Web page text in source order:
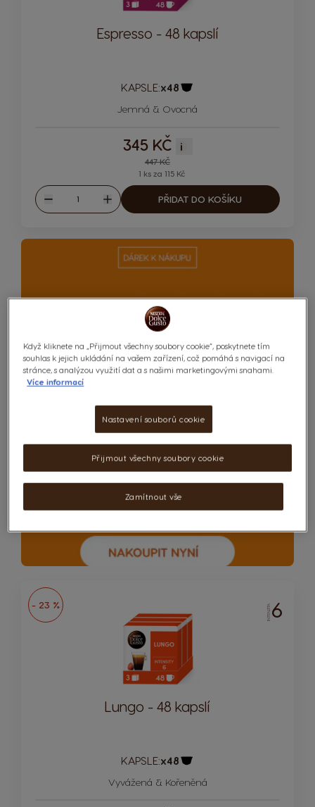
Espresso - 48 kapslí
KAPSLE:x48
Jemná & Ovocná
Regular Price
447 KČ
345 KČ i
1 ks za 115 Kč
Množství
Zvýšit
PŘIDAT DO KOŠÍKU
- 23 % INTENZITA6
Lungo - 48 kapslí
KAPSLE:x48
Vyvážená & Kořeněná
Když kliknete na „Přijmout všechny soubory cookie“, poskytnete tím
souhlas k jejich ukládání na vašem zařízení, což pomáhá s navigací na
stránce, s analýzou využití dat a s našimi marketingovými snahami.
Více informací
Nastavení souborů cookie
Zamítnout vše
Přijmout všechny soubory cookie